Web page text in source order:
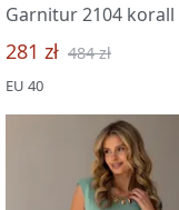
Garnitur 2104 korall
281 zł 484 zł
EU 40